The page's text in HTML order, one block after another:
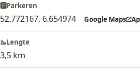
🅿️Parkeren
52.772167, 6.654974 Google Maps
🥾Lengte
3,5 km